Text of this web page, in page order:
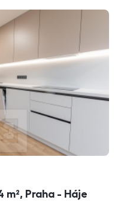
m², Praha - Háje